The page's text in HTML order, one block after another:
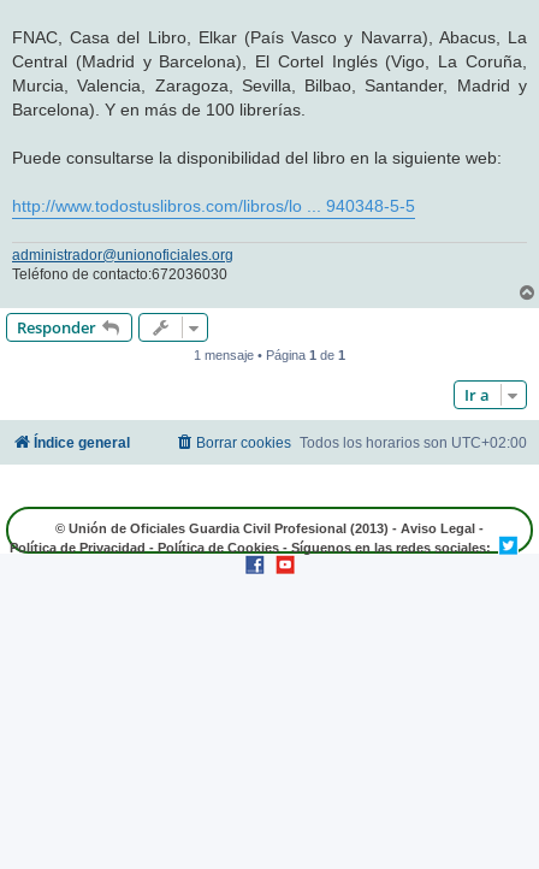
FNAC, Casa del Libro, Elkar (País Vasco y Navarra), Abacus, La
Central (Madrid y Barcelona), El Cortel Inglés (Vigo, La Coruña,
Murcia, Valencia, Zaragoza, Sevilla, Bilbao, Santander, Madrid y
Barcelona). Y en más de 100 librerías.
Puede consultarse la disponibilidad del libro en la siguiente web:
http://www.todostuslibros.com/libros/lo ... 940348-5-5
administrador@unionoficiales.org
Teléfono de contacto:672036030
Responder
1 mensaje • Página 1 de 1
Ir a
Índice general Todos los horarios son UTC+02:00
Borrar cookies
© Unión de Oficiales Guardia Civil Profesional (2013) - Aviso Legal -
Política de Privacidad - Política de Cookies - Síguenos en las redes sociales: